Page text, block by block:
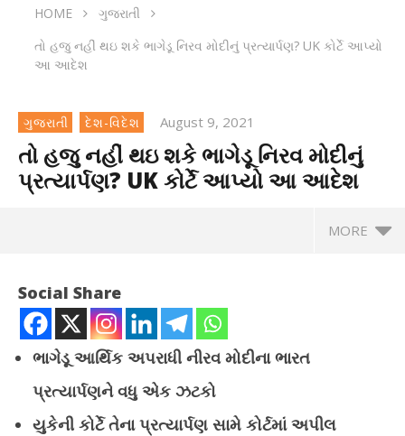
HOME
ગુજરાતી
તો હજુ નહીં થઇ શકે ભાગેડૂ નિરવ મોદીનું પ્રત્યાર્પણ? UK કોર્ટે આપ્યો
આ આદેશ
ગુજરાતી દેશ-વિદેશ August 9, 2021
તો હજુ નહીં થઇ શકે ભાગેડૂ નિરવ મોદીનું
પ્રત્યાર્પણ? UK કોર્ટે આપ્યો આ આદેશ
MORE
આ આદેશ
August
9,
2021
Social Share
ભાગેડૂ આર્થિક અપરાધી નીરવ મોદીના ભારત
પ્રત્યાર્પણને વધુ એક ઝટકો
યુકેની કોર્ટે તેના પ્રત્યાર્પણ સામે કોર્ટમાં અપીલ